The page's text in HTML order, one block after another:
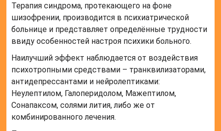
Терапия синдрома, протекающего на фоне
шизофрении, производится в психиатрической
больнице и представляет определённые трудности
ввиду особенностей настроя психики больного.
Наилучший эффект наблюдается от воздействия
психотропными средствами – транквилизаторами,
антидепрессантами и нейролептиками:
Неулептилом, Галоперидолом, Мажептилом,
Сонапаксом, солями лития, либо же от
комбинированного лечения.